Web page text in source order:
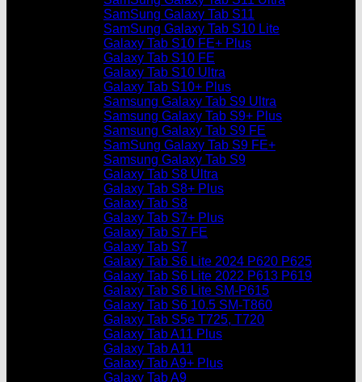
SamSung Galaxy Tab S11
SamSung Galaxy Tab S10 Lite
Galaxy Tab S10 FE+ Plus
Galaxy Tab S10 FE
Galaxy Tab S10 Ultra
Galaxy Tab S10+ Plus
Samsung Galaxy Tab S9 Ultra
Samsung Galaxy Tab S9+ Plus
Samsung Galaxy Tab S9 FE
SamSung Galaxy Tab S9 FE+
Samsung Galaxy Tab S9
Galaxy Tab S8 Ultra
Galaxy Tab S8+ Plus
Galaxy Tab S8
Galaxy Tab S7+ Plus
Galaxy Tab S7 FE
Galaxy Tab S7
Galaxy Tab S6 Lite 2024 P620 P625
Galaxy Tab S6 Lite 2022 P613 P619
Galaxy Tab S6 Lite SM-P615
Galaxy Tab S6 10.5 SM-T860
Galaxy Tab S5e T725, T720
Galaxy Tab A11 Plus
Galaxy Tab A11
Galaxy Tab A9+ Plus
Galaxy Tab A9